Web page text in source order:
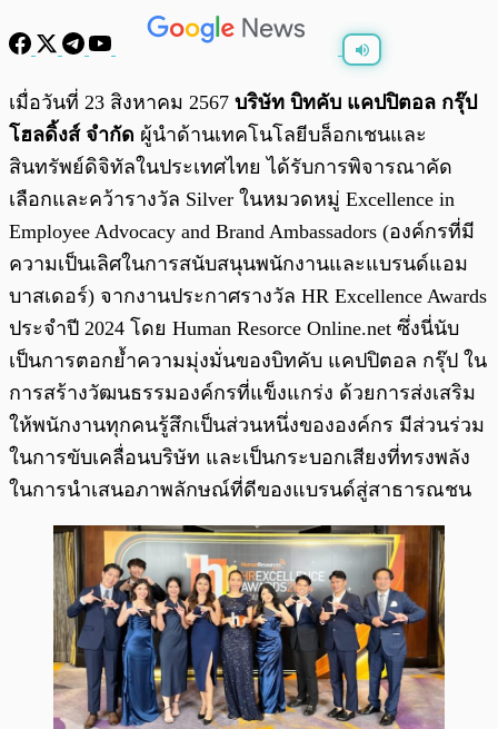
พร้อมเล่น 0:00
เมื่อวันที่ 23 สิงหาคม 2567 บริษัท บิทคับ แคปปิตอล กรุ๊ป
โฮลดิ้งส์ จำกัด ผู้นำด้านเทคโนโลยีบล็อกเชนและ
สินทรัพย์ดิจิทัลในประเทศไทย ได้รับการพิจารณาคัด
เลือกและคว้ารางวัล Silver ในหมวดหมู่ Excellence in
Employee Advocacy and Brand Ambassadors (องค์กรที่มี
ความเป็นเลิศในการสนับสนุนพนักงานและแบรนด์แอม
บาสเดอร์) จากงานประกาศรางวัล HR Excellence Awards
ประจำปี 2024 โดย Human Resorce Online.net ซึ่งนี่นับ
เป็นการตอกย้ำความมุ่งมั่นของบิทคับ แคปปิตอล กรุ๊ป ใน
การสร้างวัฒนธรรมองค์กรที่แข็งแกร่ง ด้วยการส่งเสริม
ให้พนักงานทุกคนรู้สึกเป็นส่วนหนึ่งขององค์กร มีส่วนร่วม
ในการขับเคลื่อนบริษัท และเป็นกระบอกเสียงที่ทรงพลัง
ในการนำเสนอภาพลักษณ์ที่ดีของแบรนด์สู่สาธารณชน